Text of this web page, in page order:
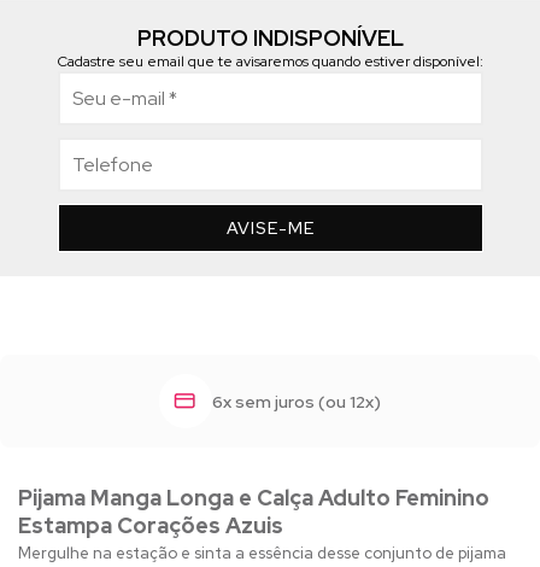
PRODUTO INDISPONÍVEL
Cadastre seu email que te avisaremos quando estiver disponível:
AVISE-ME
6x sem juros (ou 12x)
Pijama Manga Longa e Calça Adulto Feminino
Estampa Corações Azuis
Mergulhe na estação e sinta a essência desse conjunto de pijama